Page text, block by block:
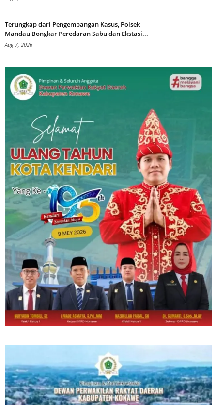
Terungkap dari Pengembangan Kasus, Polsek
Mandau Bongkar Peredaran Sabu dan Ekstasi...
Aug 7, 2026